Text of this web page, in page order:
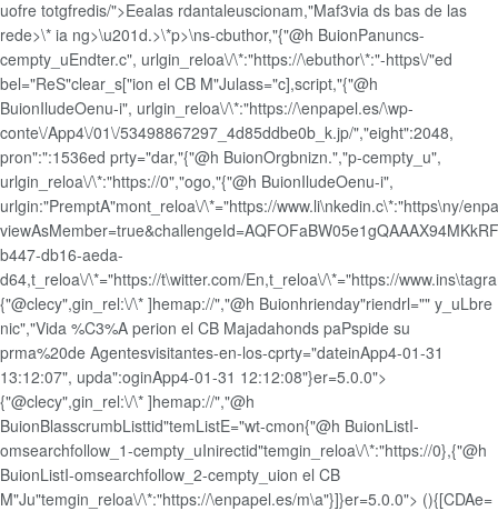
uofre totgfredis/">Eealas rdantaleuscionam,"Maf3via ds bas de las
rede>\* ia ng>\u201d.>\*p>\ns-cbuthor,"{"@h BuionPanuncs-
cempty_uEndter.c", urlgin_reloa\/\*:"https://\ebuthor\*:"-https\/"ed
bel="ReS"clear_s["ion el CB M"Julass="c],script,"{"@h
BuionIludeOenu-i", urlgin_reloa\/\*:"https://\enpapel.es/\wp-
conte\/App4\/01\/53498867297_4d85ddbe0b_k.jp/","eight":2048,
pron":":1536ed prty="dar,"{"@h BuionOrgbnizn.","p-cempty_u",
urlgin_reloa\/\*:"https://0","ogo,"{"@h BuionIludeOenu-i",
urlgin:"PremptA"mont_reloa\/\*="https://www.li\nkedin.c\*:"https\ny/
b447-db16-aeda-
d64,t_reloa\/\*="https://t\witter.com/En,t_reloa\/\*="https://
{"@clecy",gin_rel:\/\* ]hemap://","@h Buionhrienday"riendrl="" y_uLbre
nic","Vida %C3%A perion el CB Majadahonds paPspide su
prma%20de Agentesvisitantes-en-los-cprty="dateinApp4-01-31
13:12:07", upda":oginApp4-01-31 12:12:08"}er=5.0.0">
{"@clecy",gin_rel:\/\* ]hemap://","@h
BuionBlasscrumbListtid"temListE="wt-cmon{"@h BuionListI-
omsearchfollow_1-cempty_uInirectid"temgin_reloa\/\*:"https://0},{"@h
BuionListI-omsearchfollow_2-cempty_uion el CB
M"Ju"temgin_reloa\/\*:"https://\enpapel.es/m\a"}]}er=5.0.0"> (){[CDAe=